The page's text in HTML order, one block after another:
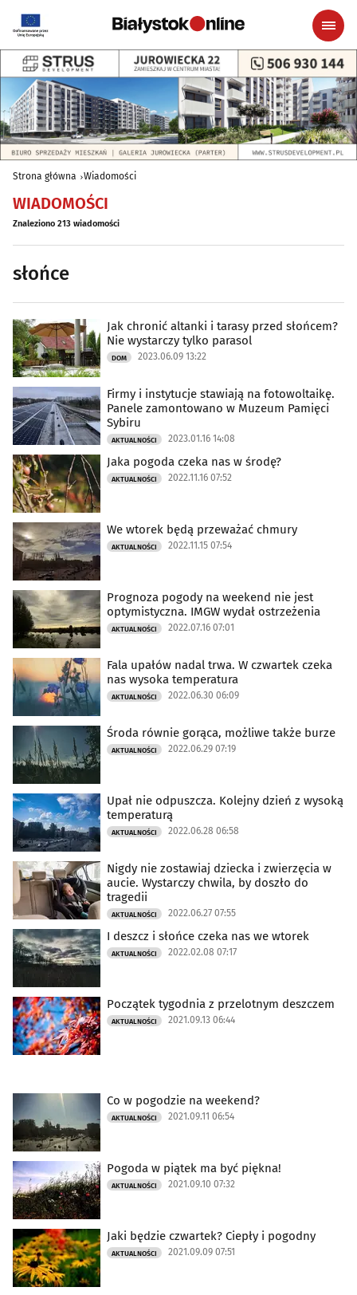
Strona główna Wiadomości
WIADOMOŚCI
Znaleziono 213 wiadomości
słońce
Jak chronić altanki i tarasy przed słońcem?
Nie wystarczy tylko parasol
DOM 2023.06.09 13:22
Firmy i instytucje stawiają na fotowoltaikę.
Panele zamontowano w Muzeum Pamięci
Sybiru
AKTUALNOŚCI 2023.01.16 14:08
Jaka pogoda czeka nas w środę?
AKTUALNOŚCI 2022.11.16 07:52
We wtorek będą przeważać chmury
AKTUALNOŚCI 2022.11.15 07:54
Prognoza pogody na weekend nie jest
optymistyczna. IMGW wydał ostrzeżenia
AKTUALNOŚCI 2022.07.16 07:01
Fala upałów nadal trwa. W czwartek czeka
nas wysoka temperatura
AKTUALNOŚCI 2022.06.30 06:09
Środa równie gorąca, możliwe także burze
AKTUALNOŚCI 2022.06.29 07:19
Upał nie odpuszcza. Kolejny dzień z wysoką
temperaturą
AKTUALNOŚCI 2022.06.28 06:58
Nigdy nie zostawiaj dziecka i zwierzęcia w
aucie. Wystarczy chwila, by doszło do
tragedii
AKTUALNOŚCI 2022.06.27 07:55
I deszcz i słońce czeka nas we wtorek
AKTUALNOŚCI 2022.02.08 07:17
Początek tygodnia z przelotnym deszczem
AKTUALNOŚCI 2021.09.13 06:44
Co w pogodzie na weekend?
AKTUALNOŚCI 2021.09.11 06:54
Pogoda w piątek ma być piękna!
AKTUALNOŚCI 2021.09.10 07:32
Jaki będzie czwartek? Ciepły i pogodny
AKTUALNOŚCI 2021.09.09 07:51